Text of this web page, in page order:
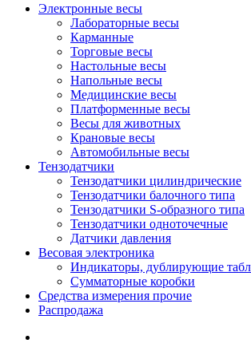
Электронные весы
Лабораторные весы
Карманные
Торговые весы
Настольные весы
Напольные весы
Медицинские весы
Платформенные весы
Весы для животных
Крановые весы
Автомобильные весы
Тензодатчики
Тензодатчики цилиндрические
Тензодатчики балочного типа
Тензодатчики S-образного типа
Тензодатчики одноточечные
Датчики давления
Весовая электроника
Индикаторы, дублирующие
Сумматорные коробки
Средства измерения прочие
Распродажа